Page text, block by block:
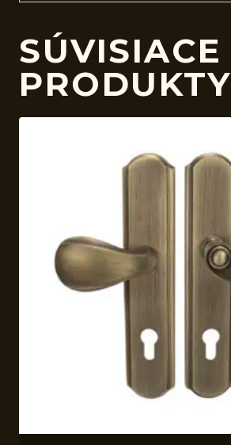
SÚVISIACE
PRODUKTY